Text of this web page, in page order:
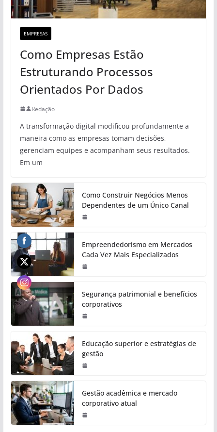
EMPRESAS
Como Empresas Estão
Estruturando Processos
Orientados Por Dados
Redação
A transformação digital modificou profundamente a
maneira como as empresas tomam decisões,
gerenciam equipes e acompanham seus resultados.
Em um
Como Construir Negócios Menos
Dependentes de um Único Canal
Empreendedorismo em Mercados
Cada Vez Mais Especializados
Segurança patrimonial e benefícios
corporativos
Educação superior e estratégias de
gestão
Gestão acadêmica e mercado
corporativo atual